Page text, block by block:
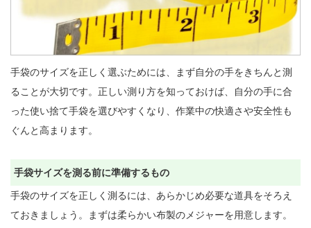
手袋のサイズを正しく選ぶためには、まず自分の手をきちんと測
ることが大切です。正しい測り方を知っておけば、自分の手に合
った使い捨て手袋を選びやすくなり、作業中の快適さや安全性も
ぐんと高まります。
手袋サイズを測る前に準備するもの
手袋のサイズを正しく測るには、あらかじめ必要な道具をそろえ
ておきましょう。まずは柔らかい布製のメジャーを用意します。